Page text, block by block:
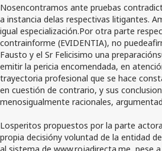
Nosencontramos ante pruebas
a instancia delas respectivas litigantes.
igual especialización.Por otra parte
contrainforme (EVIDENTIA), no
Fausto y el Sr Felicisimo una
emitir la pericia encomendada, en
trayectoria profesional que se hace
en cuestión de contrario, y sus
menosigualmente racionales,
Losperitos propuestos por la parte
propia decisióny voluntad de la entidad
al sistema de www.rojadirecta.me, pese